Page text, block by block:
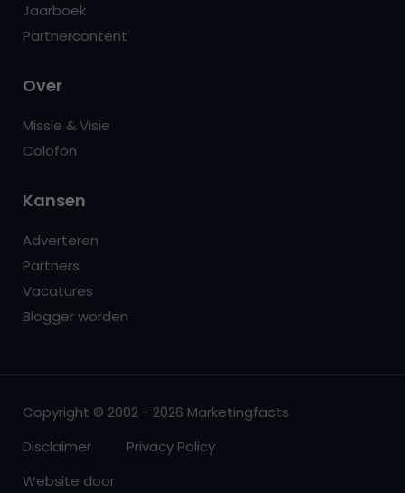
Jaarboek
Partnercontent
Over
Missie & Visie
Colofon
Kansen
Adverteren
Partners
Vacatures
Blogger worden
Copyright © 2002 - 2026 Marketingfacts
Disclaimer
Privacy Policy
Website door